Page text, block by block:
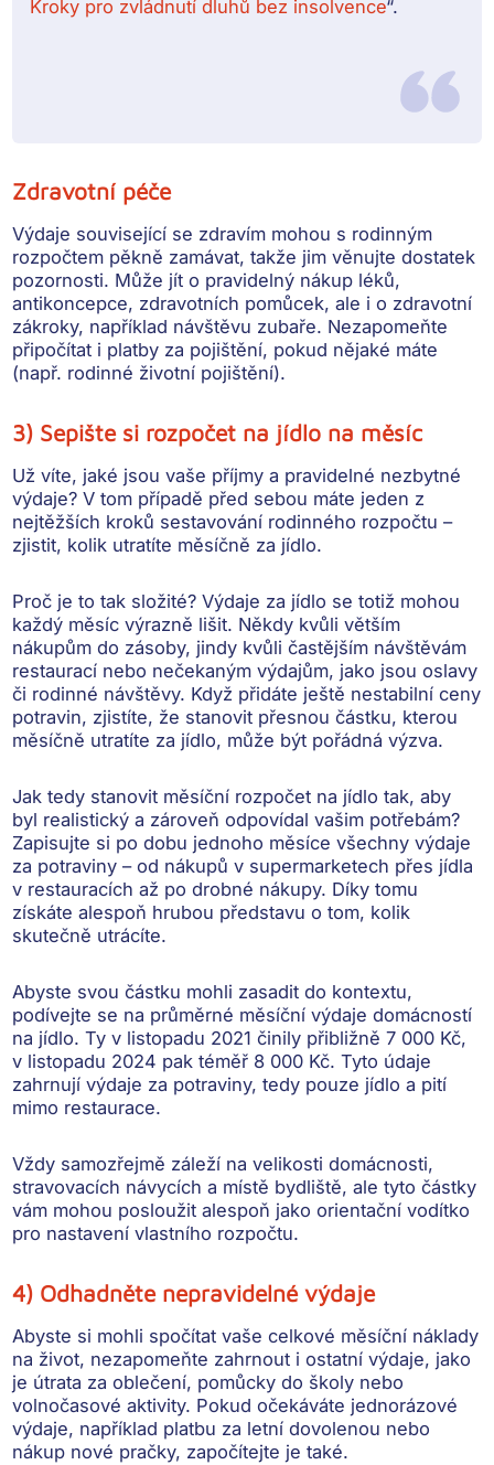
Kroky pro zvládnutí dluhů bez insolvence“.
Zdravotní péče
Výdaje související se zdravím mohou s rodinným
rozpočtem pěkně zamávat, takže jim věnujte dostatek
pozornosti. Může jít o pravidelný nákup léků,
antikoncepce, zdravotních pomůcek, ale i o zdravotní
zákroky, například návštěvu zubaře. Nezapomeňte
připočítat i platby za pojištění, pokud nějaké máte
(např. rodinné životní pojištění).
3) Sepište si rozpočet na jídlo na měsíc
Už víte, jaké jsou vaše příjmy a pravidelné nezbytné
výdaje? V tom případě před sebou máte jeden z
nejtěžších kroků sestavování rodinného rozpočtu –
zjistit, kolik utratíte měsíčně za jídlo.
Proč je to tak složité? Výdaje za jídlo se totiž mohou
každý měsíc výrazně lišit. Někdy kvůli větším
nákupům do zásoby, jindy kvůli častějším návštěvám
restaurací nebo nečekaným výdajům, jako jsou oslavy
či rodinné návštěvy. Když přidáte ještě nestabilní ceny
potravin, zjistíte, že stanovit přesnou částku, kterou
měsíčně utratíte za jídlo, může být pořádná výzva.
Jak tedy stanovit měsíční rozpočet na jídlo tak, aby
byl realistický a zároveň odpovídal vašim potřebám?
Zapisujte si po dobu jednoho měsíce všechny výdaje
za potraviny – od nákupů v supermarketech přes jídla
v restauracích až po drobné nákupy. Díky tomu
získáte alespoň hrubou představu o tom, kolik
skutečně utrácíte.
Abyste svou částku mohli zasadit do kontextu,
podívejte se na průměrné měsíční výdaje domácností
na jídlo. Ty v listopadu 2021 činily přibližně 7 000 Kč,
v listopadu 2024 pak téměř 8 000 Kč. Tyto údaje
zahrnují výdaje za potraviny, tedy pouze jídlo a pití
mimo restaurace.
Vždy samozřejmě záleží na velikosti domácnosti,
stravovacích návycích a místě bydliště, ale tyto částky
vám mohou posloužit alespoň jako orientační vodítko
pro nastavení vlastního rozpočtu.
4) Odhadněte nepravidelné výdaje
Abyste si mohli spočítat vaše celkové měsíční náklady
na život, nezapomeňte zahrnout iostatní výdaje, jako
je útrata za oblečení, pomůcky do školy nebo
volnočasové aktivity. Pokud očekáváte jednorázové
výdaje, například platbu za letní dovolenou nebo
nákup nové pračky, započítejte je také.